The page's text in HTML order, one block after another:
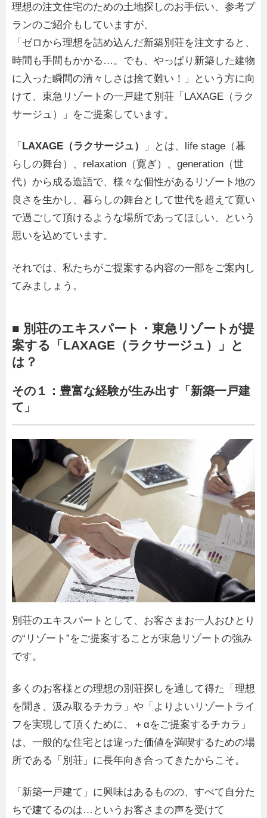
理想の注文住宅のための土地探しのお手伝い、参考プ
ランのご紹介もしていますが、
「ゼロから理想を詰め込んだ新築別荘を注文すると、
時間も手間もかかる…。でも、やっぱり新築した建物
に入った瞬間の清々しさは捨て難い！」という方に向
けて、東急リゾートの一戸建て別荘「LAXAGE（ラク
サージュ）」をご提案しています。
「 LAXAGE（ラクサージュ）
」とは、life stage（暮
らしの舞台）、relaxation（寛ぎ）、generation（世
代）から成る造語で、様々な個性があるリゾート地の
良さを生かし、暮らしの舞台として世代を超えて寛い
で過ごして頂けるような場所であってほしい、という
思いを込めています。
それでは、私たちがご提案する内容の一部をご案内し
てみましょう。
■ 別荘のエキスパート・東急リゾートが提
案する「LAXAGE（ラクサージュ）」と
は？
その１：豊富な経験が生み出す「新築一戸建
て」
別荘のエキスパートとして、お客さまお一人おひとり
の“リゾート”をご提案することが東急リゾートの強み
です。
多くのお客様との理想の別荘探しを通して得た「理想
を聞き、汲み取るチカラ」や「よりよいリゾートライ
フを実現して頂くために、＋αをご提案するチカラ」
は、一般的な住宅とは違った価値を満喫するための場
所である「別荘」に長年向き合ってきたからこそ。
「新築一戸建て」に興味はあるものの、すべて自分た
ちで建てるのは…というお客さまの声を受けて